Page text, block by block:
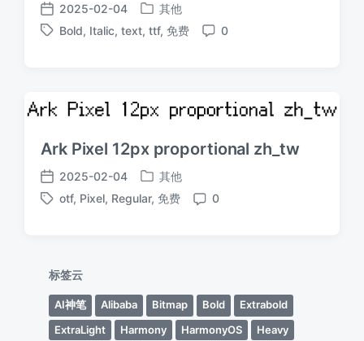
发
布
2025-02-04
发
布
其他
标
Bold, Italic, text, ttf, 免费
评
0
Ark Pixel 12px proportional zh_tw
发
布
2025-02-04
发
布
其他
标
otf, Pixel, Regular, 免费
评
0
标签云
AI神笔 Alibaba Bitmap Bold
Extrabold
ExtraLight
Harmony HarmonyOS
Heavy